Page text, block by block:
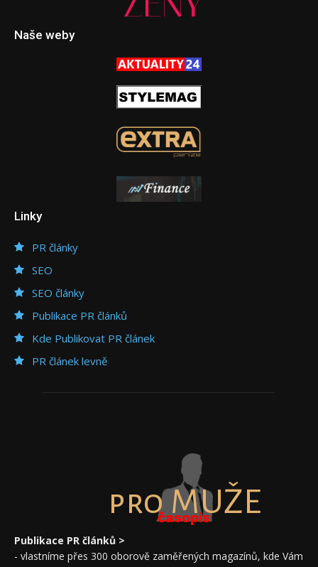
Naše weby
Linky
PR články
SEO
SEO články
Publikace PR článků
Kde Publikovat PR článek
PR článek levně
pro MUŽE
časopis
Publikace PR článků >
- vlastníme přes 300 oborově zaměřených magazínů, kde Vám